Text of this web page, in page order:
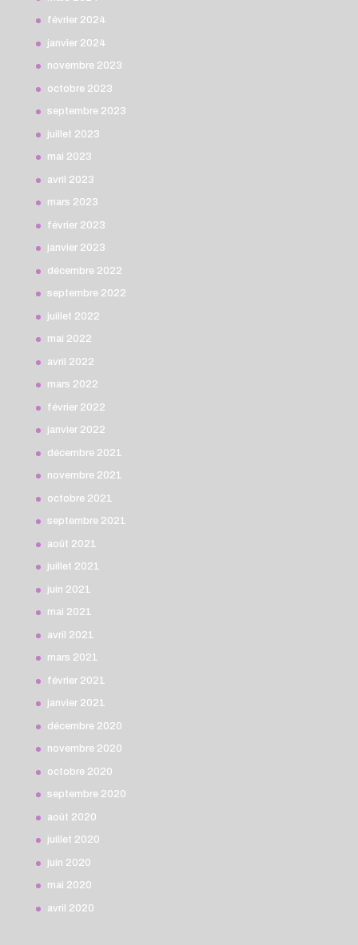
février 2024
janvier 2024
novembre 2023
octobre 2023
septembre 2023
juillet 2023
mai 2023
avril 2023
mars 2023
février 2023
janvier 2023
décembre 2022
septembre 2022
juillet 2022
mai 2022
avril 2022
mars 2022
février 2022
janvier 2022
décembre 2021
novembre 2021
octobre 2021
septembre 2021
août 2021
juillet 2021
juin 2021
mai 2021
avril 2021
mars 2021
février 2021
janvier 2021
décembre 2020
novembre 2020
octobre 2020
septembre 2020
août 2020
juillet 2020
juin 2020
mai 2020
avril 2020